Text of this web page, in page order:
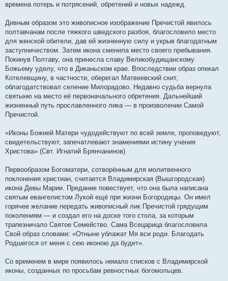
времена потерь и потрясений, обретений и новых надежд.
Дивным образом это живописное изображение Пречистой явилось
полтавчанам после тяжкого шведского разбоя, благословило место
для женской обители, дав ей жизненную силу и укрыв благодатным
заступничеством. Затем икона сменила место своего пребывания.
Покинув Полтаву, она принесла славу Великобудищанскому
Божьему уделу, что в Диканьском крае. Впоследствии образ опекал
Котелевщину, в частности, оберегал Матвеевский скит,
облагодатствовал селение Милорадово. Недавно судьба вернула
святыню на место её первоначального обретения. Дальнейший
жизненный путь прославленного лика — в произволении Самой
Пречистой.
«Иконы Божией Матери чудодействуют по всей земле, проповедуют,
свидетельствуют, запечатлевают знамениями истину учения
Христова» (Свт. Игнатий Брянчанинов)
Первообразом Богоматери, сотворённым для молитвенного
поклонения христиан, считается Владимирская (Вышгородская)
икона Девы Марии. Предание повествует, что она была написана
святым евангелистом Лукой ещё при жизни Богородицы. Он имел
горячее желание передать живописный лик Пречистой грядущим
поколениям — и создал его на доске того стола, за которым
трапезничало Святое Семейство. Сама Всецарица благословила
Свой образ словами: «Отныне ублажат Мя вси роди. Благодать
Родшегося от меня с сею иконою да будет».
Со временем в мире появилось немало списков с Владимирской
иконы, созданных по просьбам ревностных богомольцев.